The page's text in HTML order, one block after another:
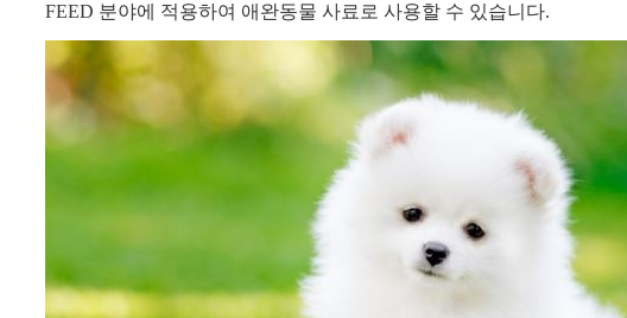
FEED 분야에 적용하여 애완동물 사료로 사용할 수 있습니다.